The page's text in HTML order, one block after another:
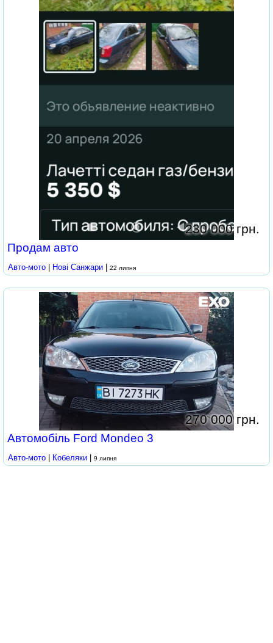
230 000 грн.
Продам авто
Авто-мото | Нові Cанжари | 22 липня
270 000 грн.
Автомобіль Ford Mondeo 3
Авто-мото Кобеляки 9 липня